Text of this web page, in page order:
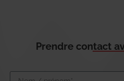
Prendre contact